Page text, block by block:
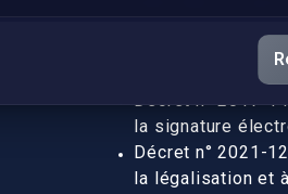
Apostille et
pays de l’UE
Décret n° 2017-
la signature
Décret n° 2021-
la légalisation et